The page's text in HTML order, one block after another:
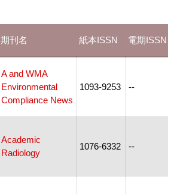
期刊名 紙本ISSN 電期ISSN
A and WMA
Environmental
Compliance News
1093-9253 --
Academic
Radiology
1076-6332 --